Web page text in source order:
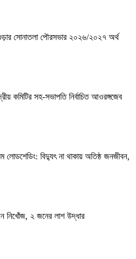
সোনাতলা পৌরসভার ২০২৬/২০২৭ অর্থ
কমিটির সহ-সভাপতি নির্বাচিত আওরঙ্গজেব
লোডশেডিং: বিদ্যুৎ না থাকায় অতিষ্ঠ জনজীবন,
নিখোঁজ, ২ জনের লাশ উদ্ধার